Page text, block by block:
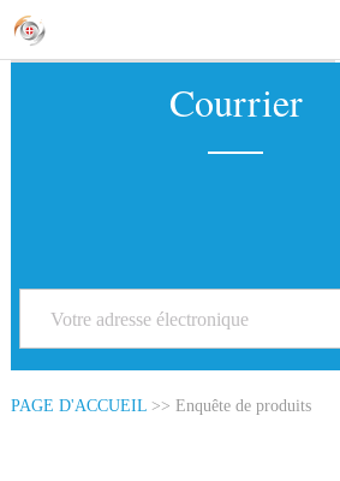
Courrier
PAGE D'ACCUEIL>> Enquête de produits